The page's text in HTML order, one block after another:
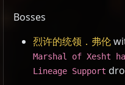
Bosses
烈许的统领．弗伦
Marshal of Xesht
Lineage Support